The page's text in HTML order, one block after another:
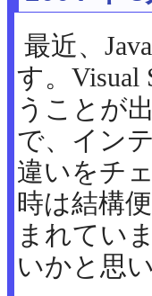
最近、
す。Visual
うことが
で、イン
違いをチ
時は結構
まれてい
いかと思